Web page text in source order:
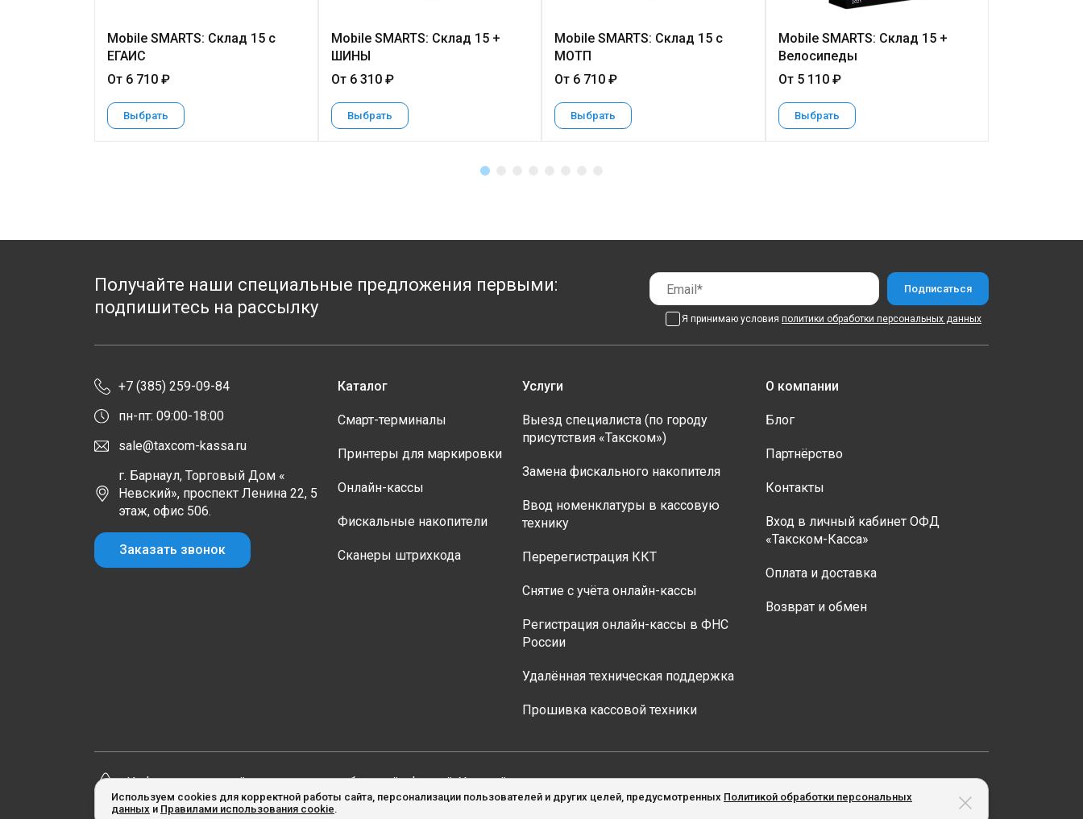
Mobile SMARTS: Склад 15 с
ЕГАИС
От 6 710 ₽
Выбрать
Mobile SMARTS: Склад 15 +
ШИНЫ
От 6 310 ₽
Выбрать
Mobile SMARTS: Склад 15 с
МОТП
От 6 710 ₽
Выбрать
Mobile SMARTS: Склад 15 +
Велосипеды
От 5 110 ₽
Выбрать
Используем cookies для корректной работы сайта, персонализации пользователей и других целей, предусмотренных Политикой обработки персональных
данных и Правилами использования cookie.
Получайте наши специальные предложения первыми:
подпишитесь на рассылку
Я принимаю условия политики обработки персональных данных
+7 (385) 259-09-84
пн-пт: 09:00-18:00
sale@taxcom-kassa.ru
г. Барнаул, Торговый Дом «
Невский», проспект Ленина 22, 5
этаж, офис 506.
Заказать звонок
Каталог
Смарт-терминалы
Принтеры для маркировки
Онлайн-кассы
Фискальные накопители
Сканеры штрихкода
Услуги
Выезд специалиста (по городу
присутствия «Такском»)
Замена фискального накопителя
Ввод номенклатуры в кассовую
технику
Перерегистрация ККТ
Снятие с учёта онлайн-кассы
Регистрация онлайн-кассы в ФНС
России
Удалённая техническая поддержка
Прошивка кассовой техники
О компании
Блог
Партнёрство
Контакты
Вход в личный кабинет ОФД
«Такском-Касса»
Оплата и доставка
Возврат и обмен
Информация на сайте не является публичной офертой. Уточняйте актуальные цены на товары у менеджера компании.